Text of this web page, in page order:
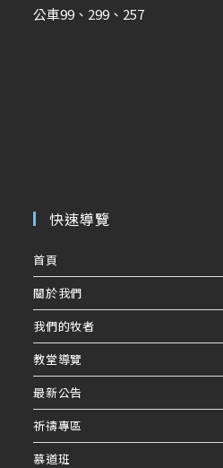
公車99、299、257
快速導覽
首頁
關於我們
我們的牧者
教堂導覽
最新公告
祈禱專區
慕道班